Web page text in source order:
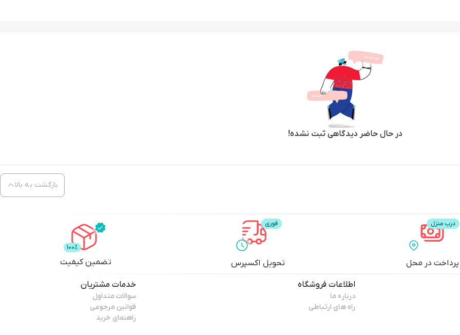
در حال حاضر دیدگاهی ثبت نشده!
بازگشت به بالا
پرداخت در محل تحویل اکسپرس تضمین کیفیت
اطلاعات فروشگاه
درباره ما
راه های ارتباطی
خدمات مشتریان
سوالات متداول
قوانین مرجوعی
راهنمای خرید